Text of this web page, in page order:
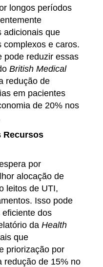
longos períodos
adicionais que
complexos e caros.
pode reduzir essas
British Medical
redução de
em pacientes
de 20% nos
Recursos
por
alocação de
leitos de UTI,
Isso pode
dos
da Health
que
priorização por
redução de 15% no